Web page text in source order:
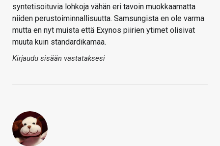
syntetisoituvia lohkoja vähän eri tavoin muokkaamatta
niiden perustoiminnallisuutta. Samsungista en ole varma
mutta en nyt muista että Exynos piirien ytimet olisivat
muuta kuin standardikamaa.
Kirjaudu sisään vastataksesi